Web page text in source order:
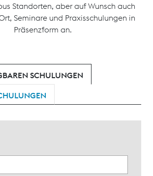
Standorten, aber auf Wunsch auch
Seminare und Praxisschulungen in
Präsenzform an.
SCHULUNGEN